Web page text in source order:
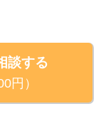
談する
円）